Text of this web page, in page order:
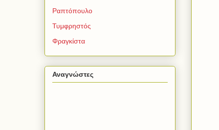
Ραπτόπουλο
Τυμφρηστός
Φραγκίστα
Αναγνώστες